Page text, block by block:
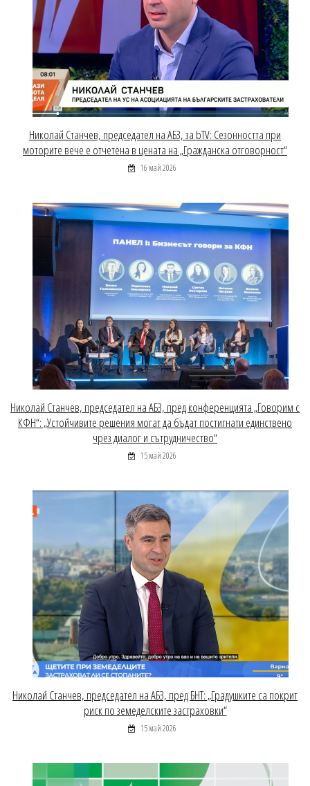
Николай Станчев, председател на АБЗ, за bTV: Сезонността при
моторите вече е отчетена в цената на „Гражданска отговорност“
16 май 2026
Николай Станчев, председател на АБЗ, пред конференцията „Говорим с
КФН“: „Устойчивите решения могат да бъдат постигнати единствено
чрез диалог и сътрудничество“
15 май 2026
Николай Станчев, председател на АБЗ, пред БНТ: „Градушките са покрит
риск по земеделските застраховки“
15 май 2026